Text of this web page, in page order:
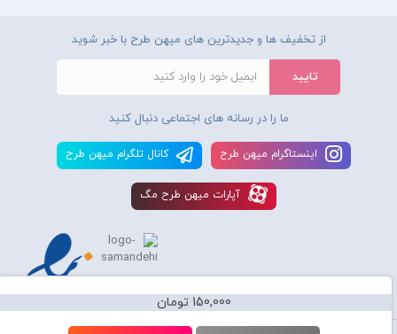
150,000 تومان
از تخفیف ها و جدیدترین های میهن طرح با خبر شوید
ما را در رسانه های اجتماعی دنبال کنید
اينستاگرام ميهن طرح کانال تلگرام ميهن طرح
آپارات ميهن طرح مگ